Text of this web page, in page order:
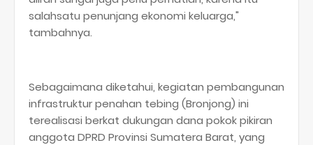
salahsatu penunjang ekonomi keluarga,"
tambahnya.
Sebagaimana diketahui, kegiatan pembangunan
infrastruktur penahan tebing (Bronjong) ini
terealisasi berkat dukungan dana pokok pikiran
anggota DPRD Provinsi Sumatera Barat, yang